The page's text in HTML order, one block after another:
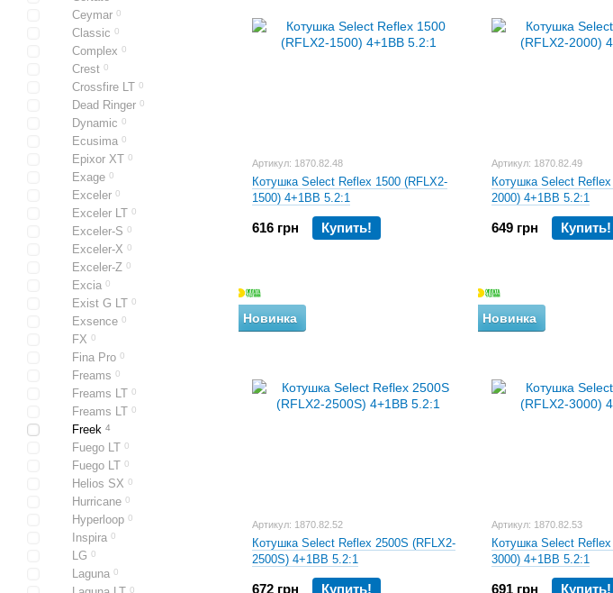
Артикул: 1870.82.48
Котушка Select Reflex 1500 (RFLX2-
1500) 4+1BB 5.2:1
616 грн Купить!
Артикул: 1870.82.49
Котушка Select
2000) 4+1BB 5.2:1
649 грн Купить!
Новинка
Артикул: 1870.82.52
Котушка Select Reflex 2500S (RFLX2-
2500S) 4+1BB 5.2:1
672 грн Купить!
Новинка
Артикул: 1870.82.53
Котушка Select
3000) 4+1BB 5.2:1
691 грн Купить!
Ceymar 0
Classic 0
Complex 0
Crest 0
Crossfire LT 0
Dead Ringer 0
Dynamic 0
Ecusima 0
Epixor XT 0
Exage 0
Exceler 0
Exceler LT 0
Exceler-S 0
Exceler-X 0
Exceler-Z 0
Excia 0
Exist G LT 0
Exsence 0
FX 0
Fina Pro 0
Freams 0
Freams LT 0
Freams LT 0
Freek 4
Fuego LT 0
Fuego LT 0
Helios SX 0
Hurricane 0
Hyperloop 0
Inspira 0
LG 0
Laguna 0
0